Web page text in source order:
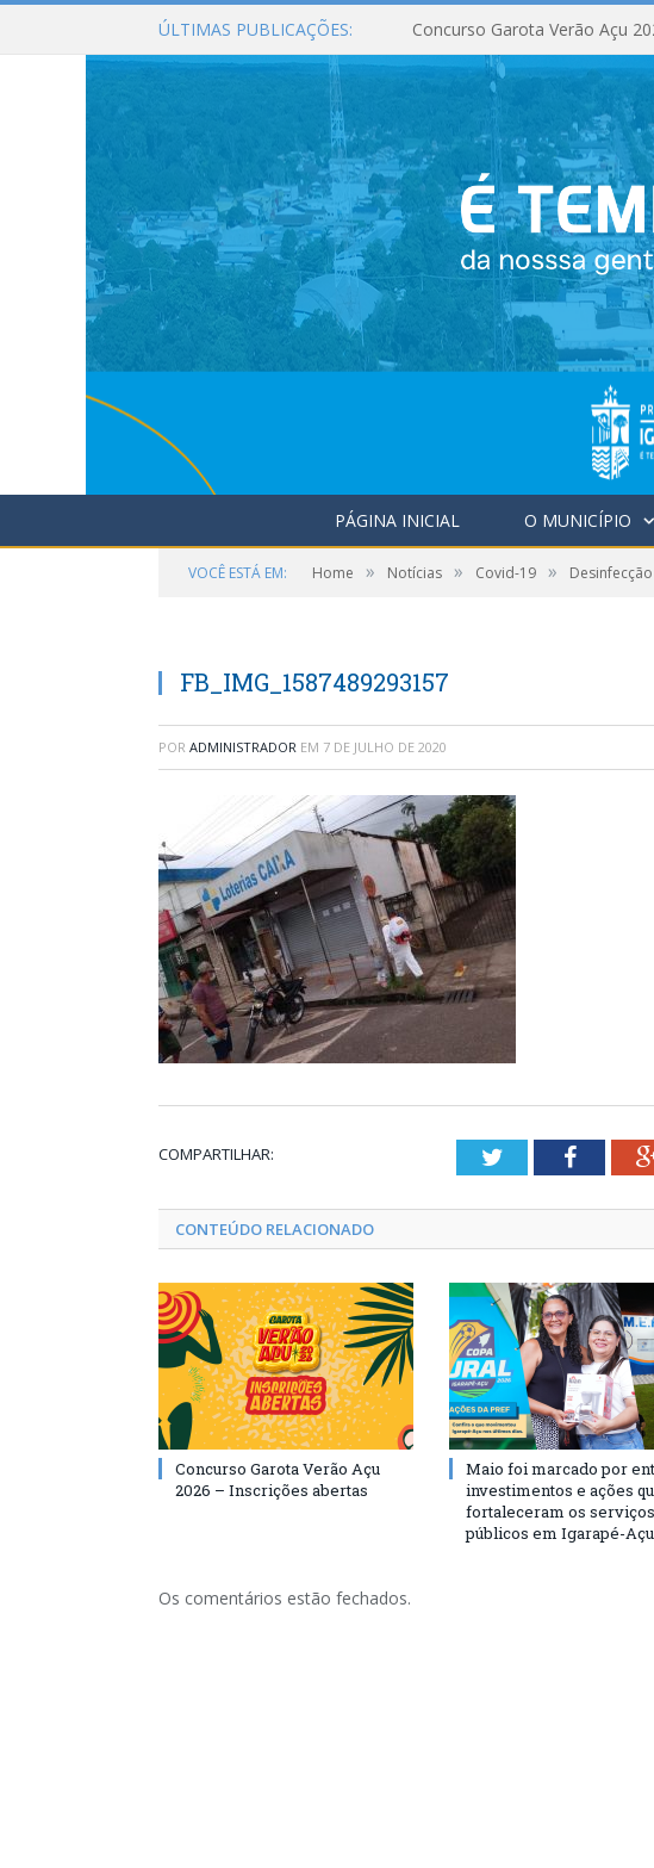
ÚLTIMAS PUBLICAÇÕES: Concurso Garota Verão Açu
PÁGINA INICIAL O MUNICÍPIO
VOCÊ ESTÁ EM: Home » Notícias » Covid-19 »
FB_IMG_1587489293157
POR ADMINISTRADOR EM 7 DE JULHO DE 2020
COMPARTILHAR: Twitter
CONTEÚDO RELACIONADO
Concurso Garota Verão Açu
2026 – Inscrições abertas
Maio foi marcado por
investimentos e ações
fortaleceram os serviços
públicos em Igarapé-Açu
Os comentários estão fechados.